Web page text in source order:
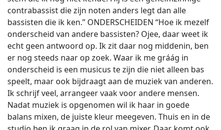
contrabassist die zijn noten anders legt dan alle
bassisten die ik ken.” ONDERSCHEIDEN “Hoe ik mezelf
onderscheid van andere bassisten? Ojee, daar weet ik
echt geen antwoord op. Ik zit daar nog middenin, ben
er nog steeds naar op zoek. Waar ik me gráág in
onderscheid is een musicus te zijn die niet alleen bas
speelt, maar ook bijdraagt aan de muziek van anderen.
Ik schrijf veel, arrangeer vaak voor andere mensen.
Nadat muziek is opgenomen wil ik haar in goede
balans mixen, de juiste kleur meegeven. Thuis en in de